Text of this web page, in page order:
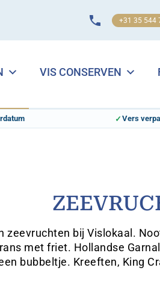
+31 35 544
VIS CONSERVEN
Vers
zeevruchten bij Vislokaal.
met friet. Hollandse
bubbeltje. Kreeften, King